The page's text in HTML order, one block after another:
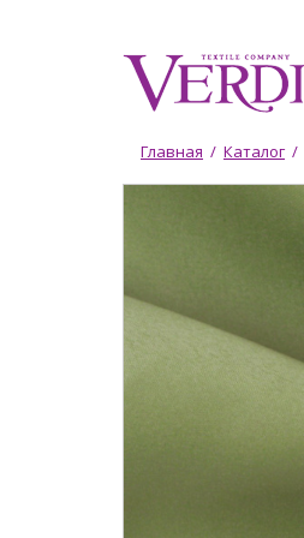
Вы
здесь
Главная / Каталог /